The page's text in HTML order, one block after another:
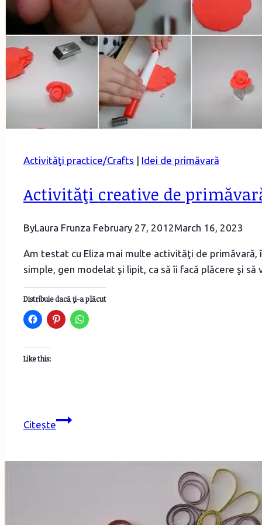
Activităţi practice/Crafts | Idei de primăvară
Activităţi creative de
ByLaura Frunza February 27, 2012March 16, 2023
Am testat cu Eliza mai multe activităţi de primăvară,
simple, gen modelat şi lipit, ca să îi facă plăcere şi
Distribuie dacă ţi-a plăcut
Like this:
CiteșteActivităţi